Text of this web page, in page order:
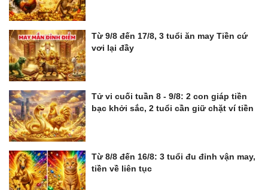
Từ 9/8 đến 17/8, 3 tuổi ăn may Tiền cứ
vơi lại đầy
Tử vi cuối tuần 8 - 9/8: 2 con giáp tiền
bạc khởi sắc, 2 tuổi cần giữ chặt ví tiền
Từ 8/8 đến 16/8: 3 tuổi đu đỉnh vận may,
tiền về liên tục